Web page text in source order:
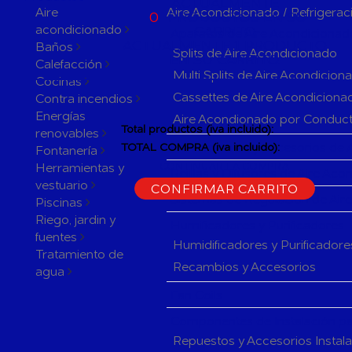
Aire
acondicionado
Baños
Calefacción
Cocinas
Contra incendios
Energías
renovables
Fontanería
Herramientas y
vestuario
Piscinas
Riego, jardin y
fuentes
Tratamiento de
agua
Aire Acondicionado /
Splits de Aire Acondicionado
Multi Splits de Aire
Cassettes de Aire
Aire Acondionado por
Herramientas y accesorios de
Sistemas de Regulación de
Humidificadores y
Recambios y Accesorios
Repuestos y Accesorios
0 PRODUCTOS EN SU
ACTUALMENTE 1 PRODUCTO
EN SU CARRITO.
Total productos (iva incluido):
TOTAL COMPRA (iva incluido):
CONFIRMAR CARRITO